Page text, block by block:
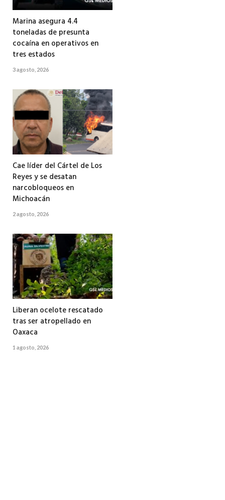
Marina asegura 4.4
toneladas de presunta
cocaína en operativos en
tres estados
3 agosto, 2026
Cae líder del Cártel de Los
Reyes y se desatan
narcobloqueos en
Michoacán
2 agosto, 2026
Liberan ocelote rescatado
tras ser atropellado en
Oaxaca
1 agosto, 2026